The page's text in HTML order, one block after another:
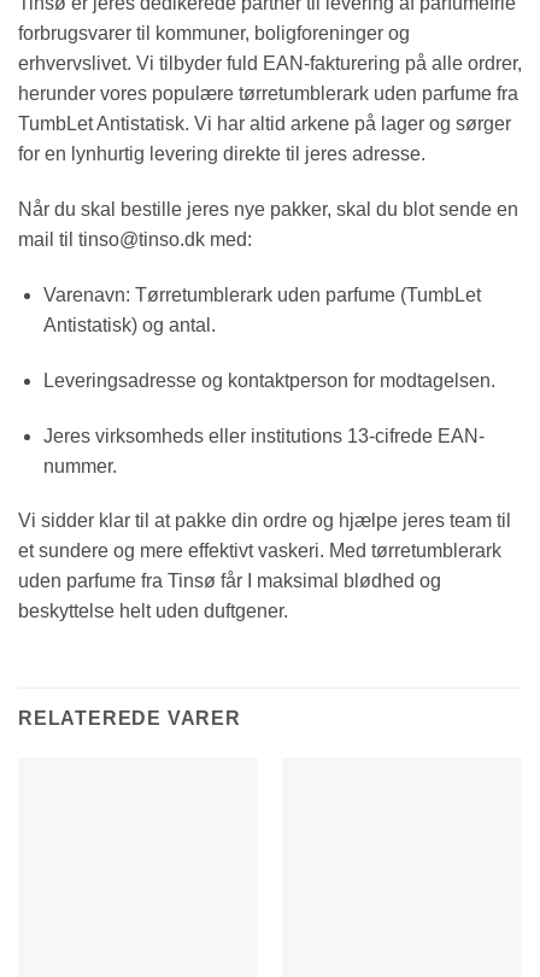
forbrugsvarer til kommuner, boligforeninger og
erhvervslivet. Vi tilbyder fuld EAN-fakturering på alle ordrer,
herunder vores populære tørretumblerark uden parfume fra
TumbLet Antistatisk. Vi har altid arkene på lager og sørger
for en lynhurtig levering direkte til jeres adresse.
Når du skal bestille jeres nye pakker, skal du blot sende en
mail til tinso@tinso.dk med:
Varenavn: Tørretumblerark uden parfume (TumbLet
Antistatisk) og antal.
Leveringsadresse og kontaktperson for modtagelsen.
Jeres virksomheds eller institutions 13-cifrede EAN-
nummer.
Vi sidder klar til at pakke din ordre og hjælpe jeres team til
et sundere og mere effektivt vaskeri. Med tørretumblerark
uden parfume fra Tinsø får I maksimal blødhed og
beskyttelse helt uden duftgener.
RELATEREDE VARER